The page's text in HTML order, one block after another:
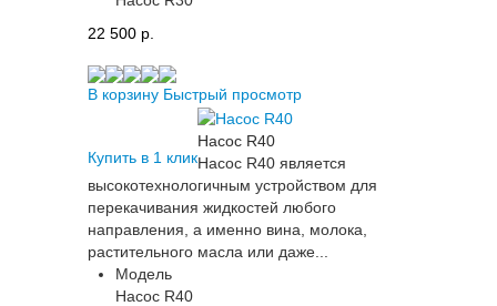
22 500 p.
В корзину Быстрый просмотр
Купить в 1 клик
Насос R40
Насос R40 является
высокотехнологичным устройством для
перекачивания жидкостей любого
направления, а именно вина, молока,
растительного масла или даже...
Модель
Насос R40